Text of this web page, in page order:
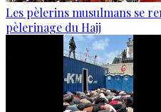
Les pèlerins musulmans se
pèlerinage du Hajj